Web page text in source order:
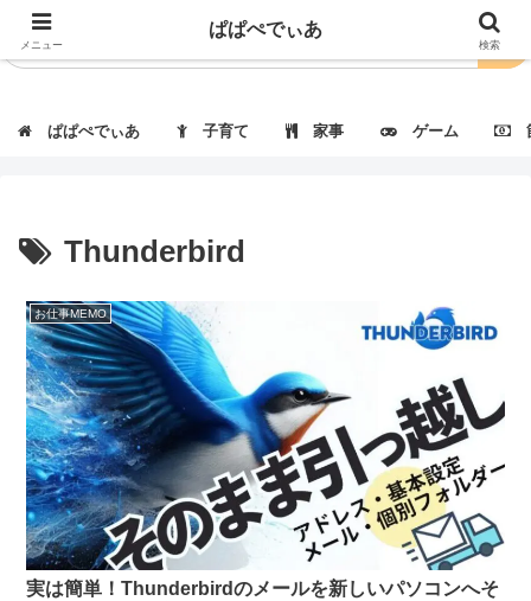
ぱぱぺでぃあ 子育て 家事 ゲーム
Thunderbird
お仕事MEMO
実は簡単！Thunderbirdのメールを新しいパソコンへそ
メニュー
ぱぱぺでぃあ
検索